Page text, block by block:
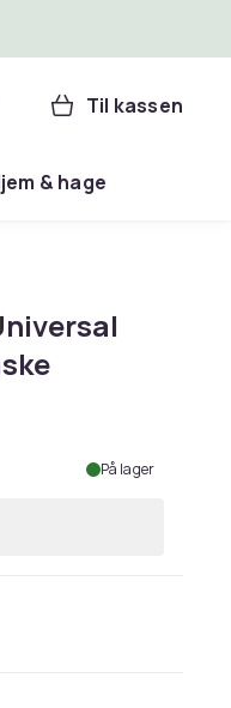
Til kassen
& hage
På lager
Premium